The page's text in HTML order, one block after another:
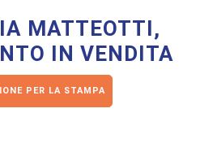
MATTEOTTI,
IN VENDITA
PER LA STAMPA